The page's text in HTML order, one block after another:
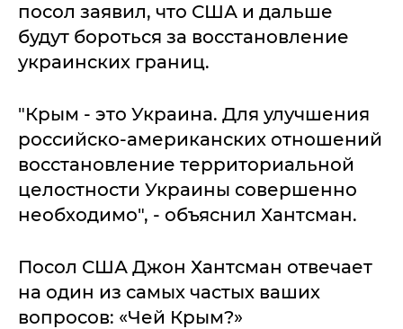
посол заявил, что США и дальше
будут бороться за восстановление
украинских границ.
"Крым - это Украина. Для улучшения
российско-американских отношений
восстановление территориальной
целостности Украины совершенно
необходимо", - объяснил Хантсман.
Посол США Джон Хантсман отвечает
на один из самых частых ваших
вопросов: «Чей Крым?»